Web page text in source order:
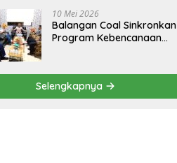
10 Mei 2026
Balangan Coal Sinkronkan
Program Kebencanaan
Selengkapnya